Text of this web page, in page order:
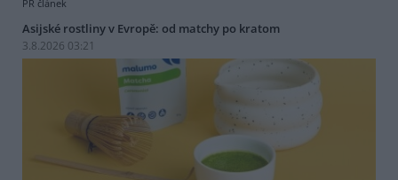
PR článek
Asijské rostliny v Evropě: od matchy po kratom
3.8.2026 03:21